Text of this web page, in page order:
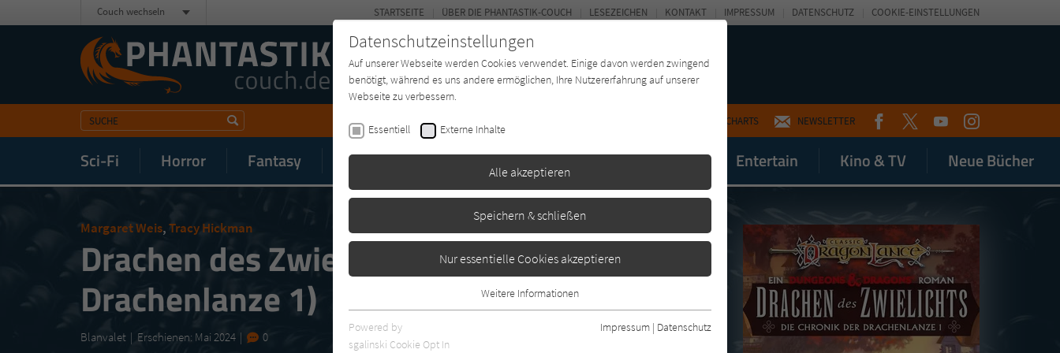
CHARTS NEWSLETTER FACEBOOKTWITTERYOUTUBEINSTAGRAM
Sci-Fi Horror Fantasy Mystery Buchtyp Autor*in Magazin Entertain Kino & TV Neue Bücher
STARTSEITE ÜBER DIE PHANTASTIK-COUCH LESEZEICHEN KONTAKT IMPRESSUM DATENSCHUTZ COOKIE-EINSTELLUNGEN
Couch wechseln
Margaret Weis,Tracy Hickman
Drachen des Zwielichts (Die Chronik der
Drachenlanze 1)
Blanvalet Erschienen: Mai 2024 0
Datenschutzeinstellungen
Auf unserer Webseite werden Cookies verwendet. Einige davon werden zwingend
benötigt, während es uns andere ermöglichen, Ihre Nutzererfahrung auf unserer
Webseite zu verbessern.
Essentiell Externe Inhalte
Alle akzeptieren
Speichern & schließen
Nur essentielle Cookies akzeptieren
Essentielle Cookies werden für grundlegende Funktionen der Webseite
benötigt. Dadurch ist gewährleistet, dass die Webseite einwandfrei
Weitere Informationen
Powered by
sgalinski Cookie Opt In
Impressum | Datenschutz